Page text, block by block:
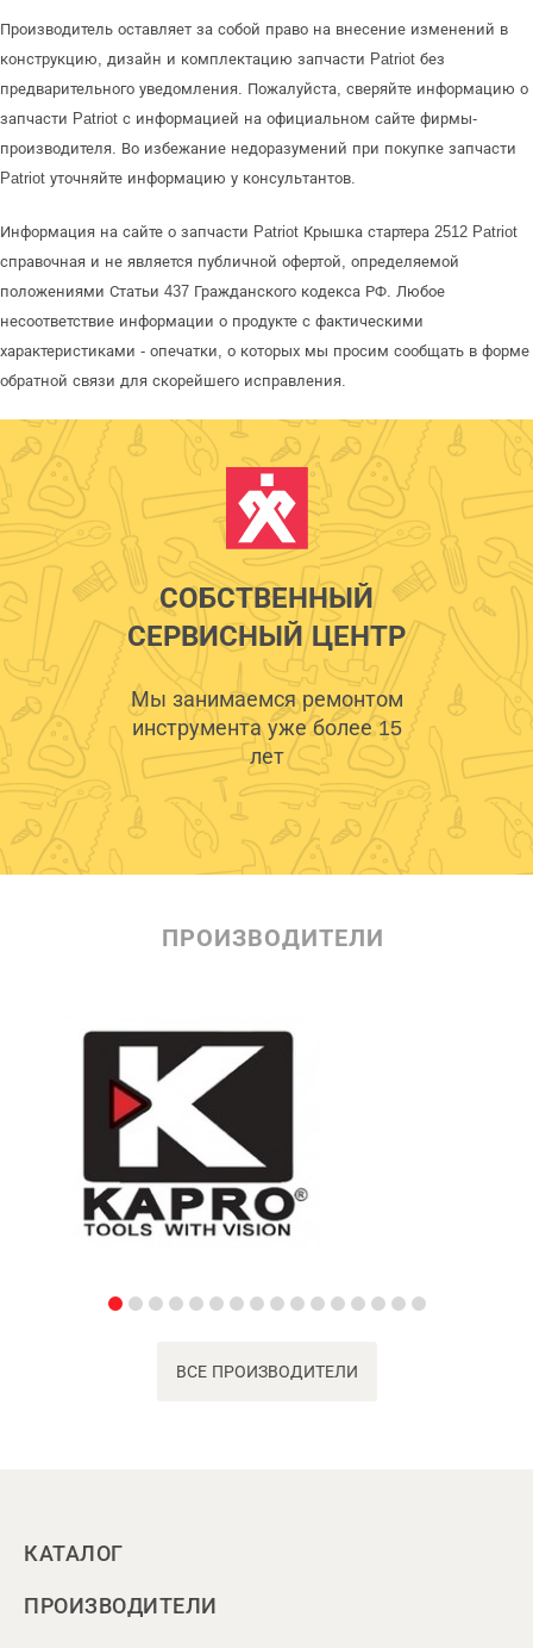
Производитель оставляет за собой право на внесение изменений в
конструкцию, дизайн и комплектацию запчасти Patriot без
предварительного уведомления. Пожалуйста, сверяйте информацию о
запчасти Patriot с информацией на официальном сайте фирмы-
производителя. Во избежание недоразумений при покупке запчасти
Patriot уточняйте информацию у консультантов.
Информация на сайте о запчасти Patriot Крышка стартера 2512 Patriot
справочная и не является публичной офертой, определяемой
положениями Статьи 437 Гражданского кодекса РФ. Любое
несоответствие информации о продукте с фактическими
характеристиками - опечатки, о которых мы просим сообщать в форме
обратной связи для скорейшего исправления.
СОБСТВЕННЫЙ
СЕРВИСНЫЙ ЦЕНТР
Мы занимаемся ремонтом
инструмента уже более 15
лет
ПРОИЗВОДИТЕЛИ
ВСЕ ПРОИЗВОДИТЕЛИ
КАТАЛОГ
ПРОИЗВОДИТЕЛИ